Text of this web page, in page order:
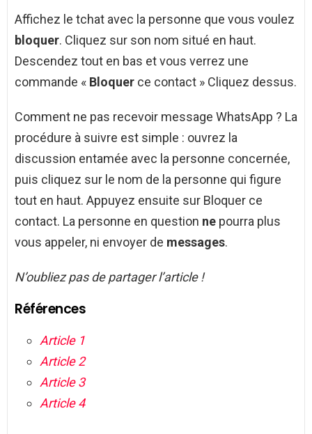
Affichez le tchat avec la personne que vous voulez
bloquer. Cliquez sur son nom situé en haut.
Descendez tout en bas et vous verrez une
commande « Bloquer ce contact » Cliquez dessus.
Comment ne pas recevoir message WhatsApp ? La
procédure à suivre est simple : ouvrez la
discussion entamée avec la personne concernée,
puis cliquez sur le nom de la personne qui figure
tout en haut. Appuyez ensuite sur Bloquer ce
contact. La personne en question ne pourra plus
vous appeler, ni envoyer de messages.
N’oubliez pas de partager l’article !
Références
Article 1
Article 2
Article 3
Article 4